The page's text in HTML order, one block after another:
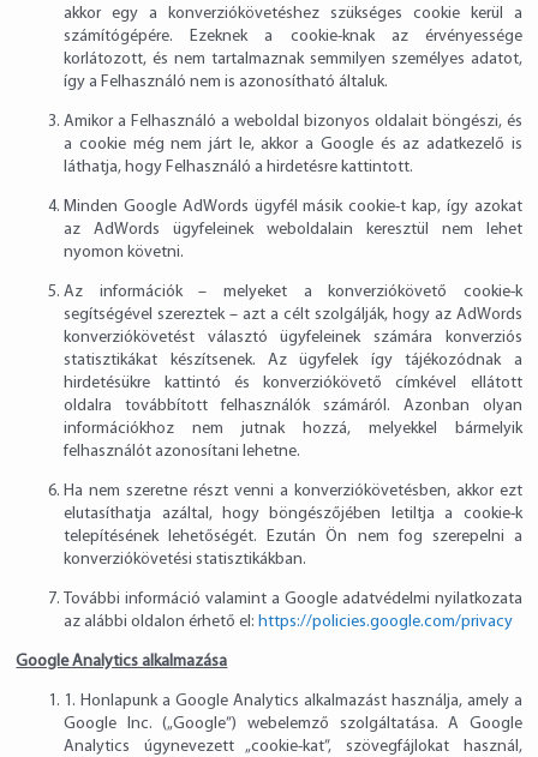
akkor egy a konverziókövetéshez szükséges cookie kerül a
számítógépére. Ezeknek a cookie-knak az érvényessége
korlátozott, és nem tartalmaznak semmilyen személyes adatot,
így a Felhasználó nem is azonosítható általuk.
Amikor a Felhasználó a weboldal bizonyos oldalait böngészi, és
a cookie még nem járt le, akkor a Google és az adatkezelő is
láthatja, hogy Felhasználó a hirdetésre kattintott.
Minden Google AdWords ügyfél másik cookie-t kap, így azokat
az AdWords ügyfeleinek weboldalain keresztül nem lehet
nyomon követni.
Az információk – melyeket a konverziókövető cookie-k
segítségével szereztek – azt a célt szolgálják, hogy az AdWords
konverziókövetést választó ügyfeleinek számára konverziós
statisztikákat készítsenek. Az ügyfelek így tájékozódnak a
hirdetésükre kattintó és konverziókövető címkével ellátott
oldalra továbbított felhasználók számáról. Azonban olyan
információkhoz nem jutnak hozzá, melyekkel bármelyik
felhasználót azonosítani lehetne.
Ha nem szeretne részt venni a konverziókövetésben, akkor ezt
elutasíthatja azáltal, hogy böngészőjében letiltja a cookie-k
telepítésének lehetőségét. Ezután Ön nem fog szerepelni a
konverziókövetési statisztikákban.
További információ valamint a Google adatvédelmi nyilatkozata
az alábbi oldalon érhető el:https://policies.google.com/privacy
Google Analytics alkalmazása
1. Honlapunk a Google Analytics alkalmazást használja, amely a
Google Inc. („Google”) webelemző szolgáltatása. A Google
Analytics úgynevezett „cookie-kat”, szövegfájlokat használ,